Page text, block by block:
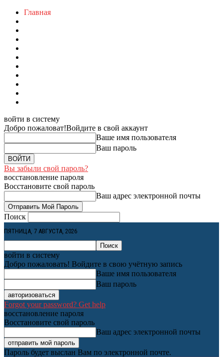
Главная
войти в систему
Добро пожаловат!Войдите в свой аккаунт
Ваше имя пользователя
Ваш пароль
Вы забыли свой пароль?
восстановление пароля
Восстановите свой пароль
Ваш адрес электронной почты
Поиск
ПЯТНИЦА, 7 АВГУСТА, 2026
войти в систему
Добро пожаловать! Войдите в свою учётную запись
Ваше имя пользователя
Ваш пароль
Forgot your password? Get help
восстановление пароля
Восстановите свой пароль
Ваш адрес электронной почты
Пароль будет выслан Вам по электронной почте.